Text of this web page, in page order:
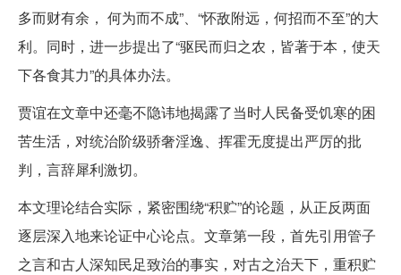
多而财有余， 何为而不成”、“怀敌附远，何招而不至”的大
利。同时，进一步提出了“驱民而归之农，皆著于本，使天
下各食其力”的具体办法。
贾谊在文章中还毫不隐讳地揭露了当时人民备受饥寒的困
苦生活，对统治阶级骄奢淫逸、挥霍无度提出严厉的批
判，言辞犀利激切。
本文理论结合实际，紧密围绕“积贮”的论题，从正反两面
逐层深入地来论证中心论点。文章第一段，首先引用管子
之言和古人深知民足致治的事实，对古之治天下，重积贮